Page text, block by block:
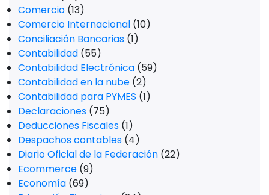
Comercio (13)
Comercio Internacional (10)
Conciliación Bancarias (1)
Contabilidad (55)
Contabilidad Electrónica (59)
Contabilidad en la nube (2)
Contabilidad para PYMES (1)
Declaraciones (75)
Deducciones Fiscales (1)
Despachos contables (4)
Diario Oficial de la Federación (22)
Ecommerce (9)
Economía (69)